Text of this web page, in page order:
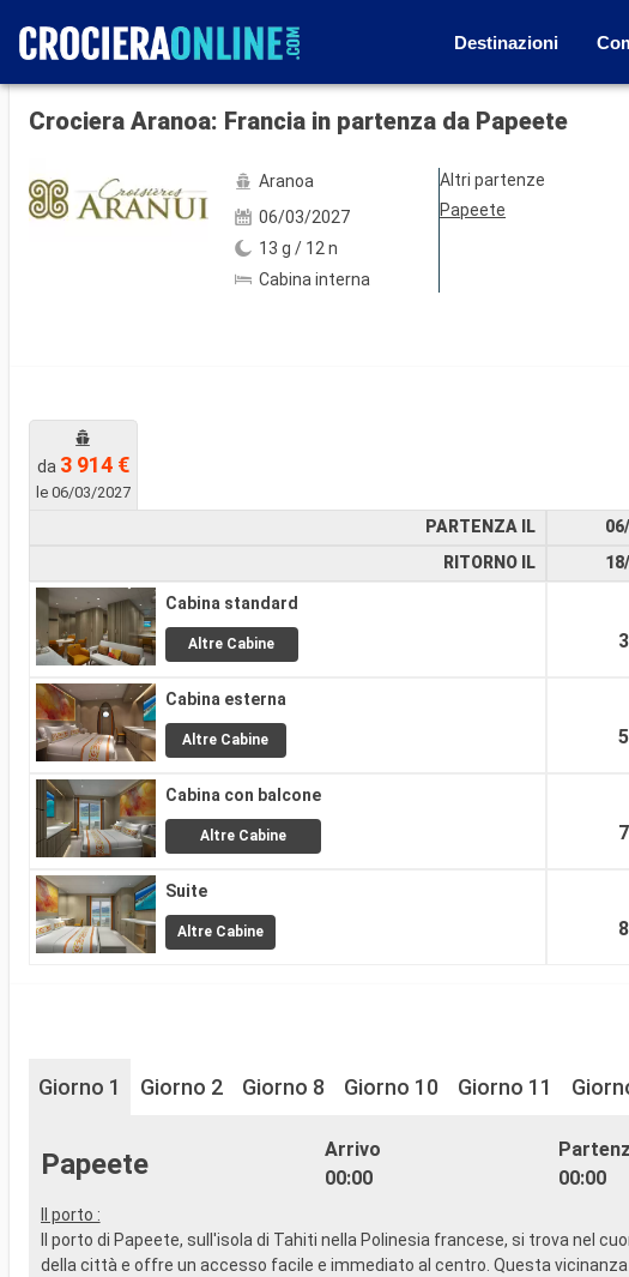
Destinazioni
Mostra le altre 24 foto
Crociera Aranoa: Francia in partenza da Papeete
Aranoa
06/03/2027
13 g / 12 n
Cabina interna
Altri partenze
Papeete
da 3 914 €
le 06/03/2027
PARTENZA IL
RITORNO IL
Cabina standard
Altre Cabine
Cabina esterna
Altre Cabine
Cabina con balcone
Altre Cabine
Suite
Altre Cabine
Giorno 1 Giorno 2 Giorno 8 Giorno 10 Giorno 11
Papeete
Arrivo
00:00
00:00
Il porto :
Il porto di Papeete, sull'isola di Tahiti nella Polinesia francese, si trova nel
della città e offre un accesso facile e immediato al centro. Questa vicinanza